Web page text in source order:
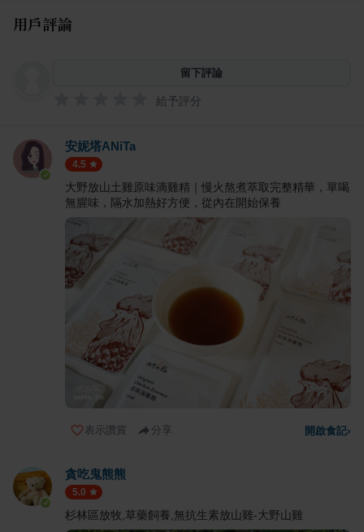
用戶評論
留下評論
給予評分
安妮塔ANiTa
4.5
大野放山土雞原味滴雞精｜慢火熬煮萃取完整精華，單喝
無腥味，隔水加熱好方便，從內在開始保養
表示讚賞 分享 開啟食記›
貪吃鬼熊熊
5.0
杉林區放牧,草藥飼養,無抗生素放山雞-大野山雞